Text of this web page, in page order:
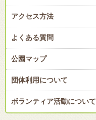
アクセス方法
よくある質問
公園マップ
団体利用について
ボランティア活動について